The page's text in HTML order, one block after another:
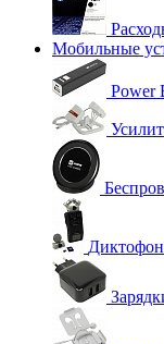
Мобильные
Power